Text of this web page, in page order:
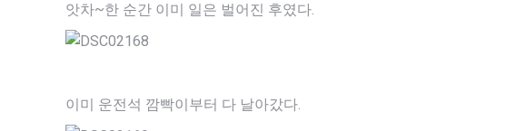
앗차~한 순간 이미 일은 벌어진 후였다.
이미 운전석 깜빡이부터 다 날아갔다.